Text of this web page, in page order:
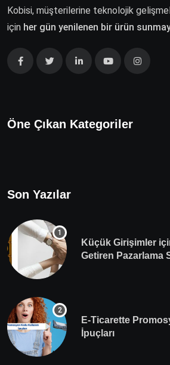
Kobisi, müşterilerine teknolojik
için her gün yenilenen bir ürün
Öne Çıkan Kategoriler
Son Yazılar
Küçük Girişimler
Getiren Pazarlama
E-Ticarette
İpuçları